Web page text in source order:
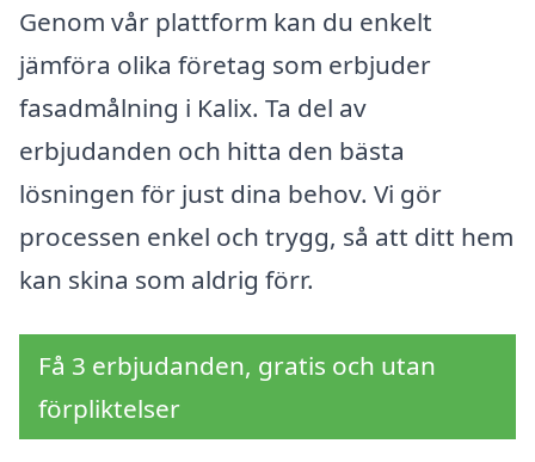
Genom vår plattform kan du enkelt
jämföra olika företag som erbjuder
fasadmålning i Kalix. Ta del av
erbjudanden och hitta den bästa
lösningen för just dina behov. Vi gör
processen enkel och trygg, så att ditt hem
kan skina som aldrig förr.
Få 3 erbjudanden, gratis och utan
förpliktelser